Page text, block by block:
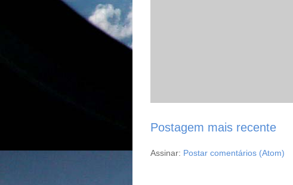
Postagem mais recente
Assinar: Postar comentários (Atom)